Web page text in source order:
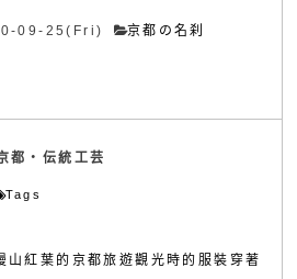
09-25(Fri) 京都の名刹
都・伝統工芸
Tags
山紅葉的京都旅遊觀光時的服裝穿著